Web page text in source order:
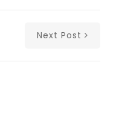
Next Post